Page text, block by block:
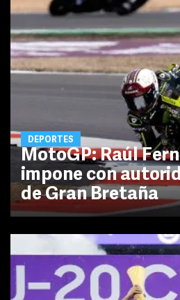
DEPORTES
MotoGP: Raúl
impone con
de Gran Bretaña